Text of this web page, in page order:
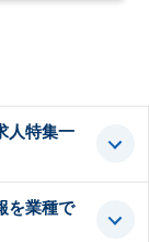
人特集一
を業種で